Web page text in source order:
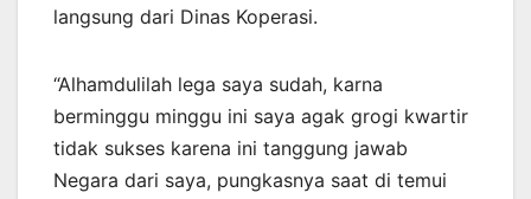
langsung dari Dinas Koperasi.
“Alhamdulilah lega saya sudah, karna
berminggu minggu ini saya agak grogi kwartir
tidak sukses karena ini tanggung jawab
Negara dari saya, pungkasnya saat di temui